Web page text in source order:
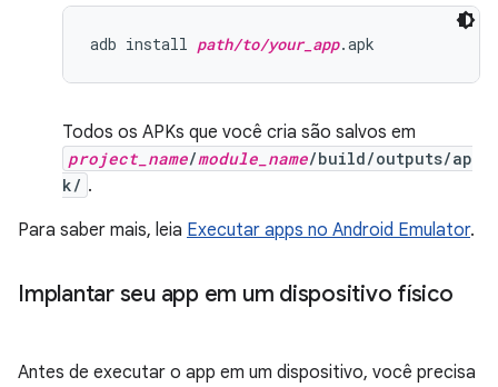
adb install path/to/your_app
Todos os APKs que você cria são salvos em
project_name/module_name/build/outputs/ap
k/ .
Para saber mais, leia Executar apps no Android Emulator.
Implantar seu app em um dispositivo físico
Antes de executar o app em um dispositivo, você precisa